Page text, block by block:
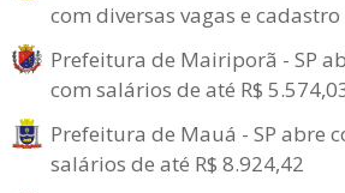
com diversas vagas e cadastro
Prefeitura de Mairiporã - SP
com salários de até R$
Prefeitura de Mauá - SP abre
salários de até R$ 8.924,42